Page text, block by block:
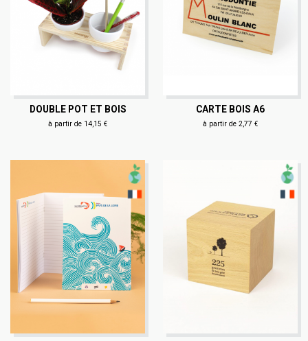
DOUBLE POT ET BOIS
à partir de 14,15 €
CARTE BOIS A6
à partir de 2,77 €